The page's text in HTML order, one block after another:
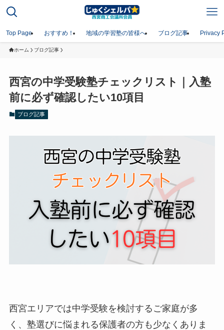
Top Page おすすめ！ 地域の学習塾の皆様へ ブログ記事 Privacy
ホーム ブログ記事
西宮の中学受験塾チェックリスト｜入塾
前に必ず確認したい10項目
ブログ記事
西宮エリアでは中学受験を検討するご家庭が多
く、塾選びに悩まれる保護者の方も少なくありま